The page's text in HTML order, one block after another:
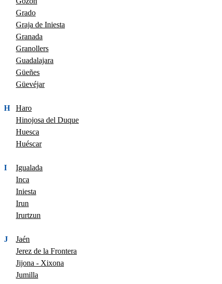
Grado
Graja de Iniesta
Granada
Granollers
Guadalajara
Güeñes
Güevéjar
H
Haro
Hinojosa del Duque
Huesca
Huéscar
I
Igualada
Inca
Iniesta
Irun
Irurtzun
J
Jaén
Jerez de la Frontera
Jijona - Xixona
Jumilla